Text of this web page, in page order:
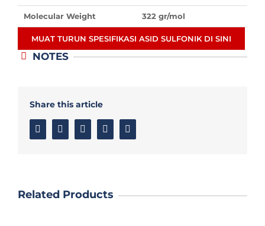
Molecular Weight 322 gr/mol
MUAT TURUN SPESIFIKASI ASID SULFONIK DI SINI
NOTES
Share this article
FacebookTwitter LinkedinGoogle+
Related Products